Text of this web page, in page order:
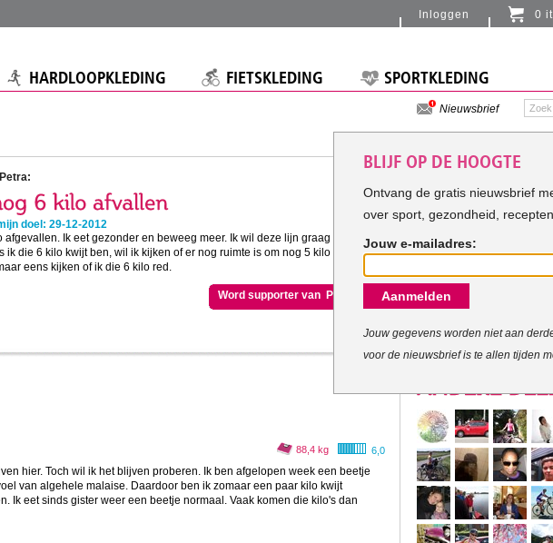
doel: 29-12-2012
afgevallen. Ik eet gezonder en beweeg meer. Ik wil deze lijn graag
ik die 6 kilo kwijt ben, wil ik kijken of er nog ruimte is om nog 5 kilo af te
eens kijken of ik die 6 kilo red.
Word supporter van Petra
6,0
88,4 kg
hier. Toch wil ik het blijven proberen. Ik ben afgelopen week een beetje
van algehele malaise. Daardoor ben ik zomaar een paar kilo kwijt
Ik eet sinds gister weer een beetje normaal. Vaak komen die kilo's dan
HARDLOOPKLEDING FIETSKLEDING SPORTKLEDING
Nieuwsbrief
Inloggen 0
Er zitten
BLIJF OP DE HOOGTE
Ontvang de gratis nieuwsbrief
over sport, gezondheid,
Jouw e-mailadres:
Aanmelden
Jouw gegevens worden niet aan
voor de nieuwsbrief is te allen tijden